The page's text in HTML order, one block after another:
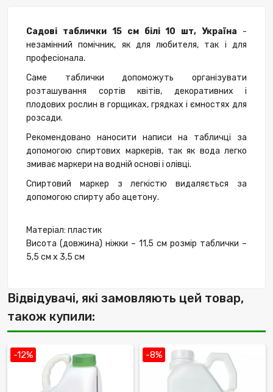
Садові таблички 15 см білі 10 шт, Україна -
незамінний помічник, як для любителя, так і для
професіонала.
Саме таблички допоможуть організувати
розташування сортів квітів, декоративних і
плодових рослин в горщиках, грядках і ємностях для
розсади.
Рекомендовано наносити написи на табличці за
допомогою спиртових маркерів, так як вода легко
змиває маркери на водній основі і олівці.
Спиртовий маркер з легкістю видаляється за
допомогою спирту або ацетону.
Матеріал: пластик
Висота (довжина) ніжки – 11,5 см розмір таблички –
5,5 см х 3,5 см
Відвідувачі, які замовляють цей товар,
також купили:
-12% -8%